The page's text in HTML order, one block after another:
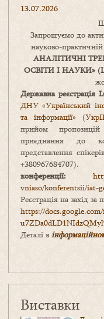
13.07.2026
Запрошуємо до
науково-
АНАЛІТИЧНІ
ОСВІТИ І НАУКИ»
Державна реєстрація
ДНУ «Український
та інформації»
прийом
приєднання до
представлення
конференції:
vniaso/konferentsii/iat-
Реєстрація на захід за
https://
Деталі в
Виставки